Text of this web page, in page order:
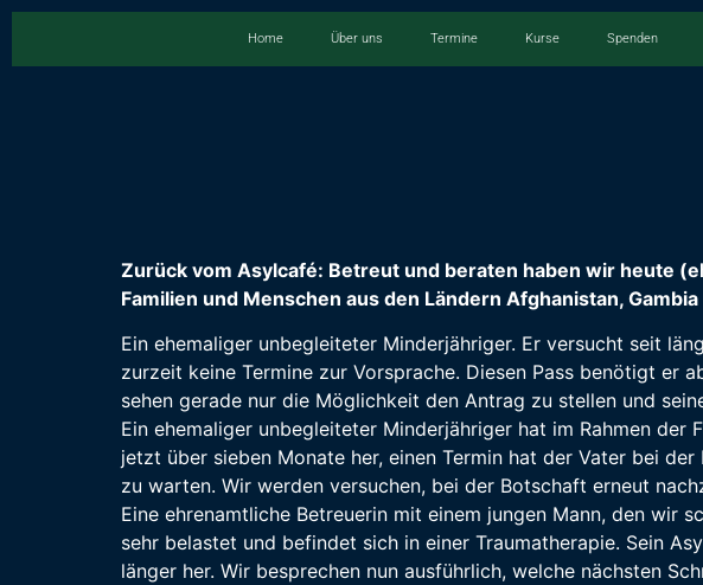
Home Über uns Termine Kurse Spenden
Zurück vom Asylcafé: Betreut und beraten haben wir heute
Familien und Menschen aus den Ländern Afghanistan,
Ein ehemaliger unbegleiteter Minderjähriger. Er versucht seit
zurzeit keine Termine zur Vorsprache. Diesen Pass benötigt er
sehen gerade nur die Möglichkeit den Antrag zu stellen und
Ein ehemaliger unbegleiteter Minderjähriger hat im Rahmen der
jetzt über sieben Monate her, einen Termin hat der Vater bei
zu warten. Wir werden versuchen, bei der Botschaft erneut
Eine ehrenamtliche Betreuerin mit einem jungen Mann, den wir
sehr belastet und befindet sich in einer Traumatherapie. Sein
länger her. Wir besprechen nun ausführlich, welche nächsten